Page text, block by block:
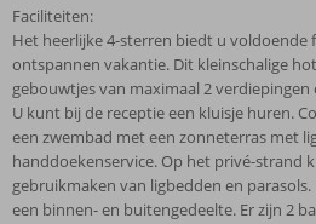
Faciliteiten:
Het heerlijke 4-sterren biedt u voldoende
ontspannen vakantie. Dit kleinschalige
gebouwtjes van maximaal 2
U kunt bij de receptie een kluisje huren.
een zwembad met een zonneterras met
handdoekenservice. Op het privé-strand
gebruikmaken van ligbedden en
een binnen- en buitengedeelte. Er zijn 2